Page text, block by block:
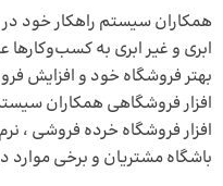
همکاران سیستم راهکار خود
ابری و غیر ابری به
بهتر فروشگاه خود و افزایش
افزار فروشگاهی همکاران
افزار فروشگاه خرده فروشی ،
باشگاه مشتریان و برخی موارد